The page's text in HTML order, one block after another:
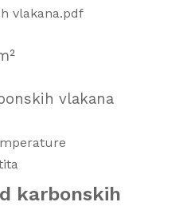
vlakana.pdf
vlakana
karbonskih